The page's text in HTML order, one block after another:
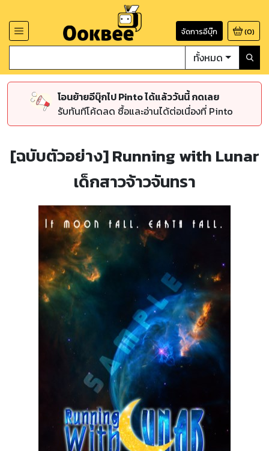
จัดการอีบุ๊ก (0)
ทั้งหมด
โอนย้ายอีบุ๊กไป Pinto ได้แล้ววันนี้ กดเลย
รับทันทีโค้ดลด ซื้อและอ่านได้ต่อเนื่องที่ Pinto
[ฉบับตัวอย่าง] Running with Lunar
เด็กสาวจ้าวจันทรา